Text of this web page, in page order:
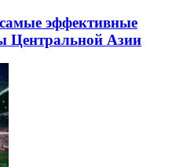
эффективные
Центральной Азии